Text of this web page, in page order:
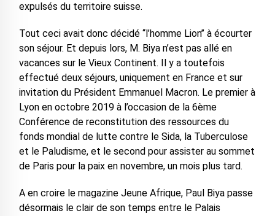
expulsés du territoire suisse.
Tout ceci avait donc décidé ‘‘l’homme Lion’’ à écourter
son séjour. Et depuis lors, M. Biya n’est pas allé en
vacances sur le Vieux Continent. Il y a toutefois
effectué deux séjours, uniquement en France et sur
invitation du Président Emmanuel Macron. Le premier à
Lyon en octobre 2019 à l’occasion de la 6ème
Conférence de reconstitution des ressources du
fonds mondial de lutte contre le Sida, la Tuberculose
et le Paludisme, et le second pour assister au sommet
de Paris pour la paix en novembre, un mois plus tard.
A en croire le magazine Jeune Afrique, Paul Biya passe
désormais le clair de son temps entre le Palais